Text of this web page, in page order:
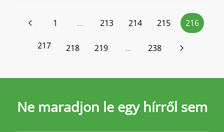
1 … 213 214 215 216
217 218 219 … 238
Ne maradjon le egy hírről sem